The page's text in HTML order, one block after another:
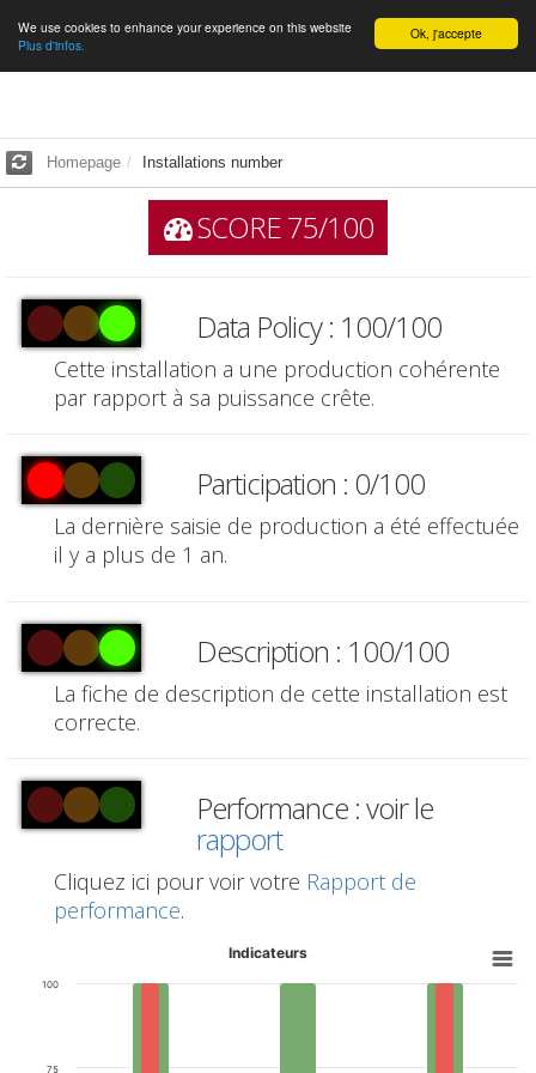
English Ok, j'accepte
We use cookies to enhance your experience on this website
Plus d'infos.
Homepage Installations number
SCORE 75/100
Data Policy : 100/100
Cette installation a une production cohérente
par rapport à sa puissance crête.
Participation : 0/100
La dernière saisie de production a été effectuée
il y a plus de 1 an.
Description : 100/100
La fiche de description de cette installation est
correcte.
Performance : voir le
rapport
Cliquez ici pour voir votre Rapport de
performance.
Indicateurs
75
100